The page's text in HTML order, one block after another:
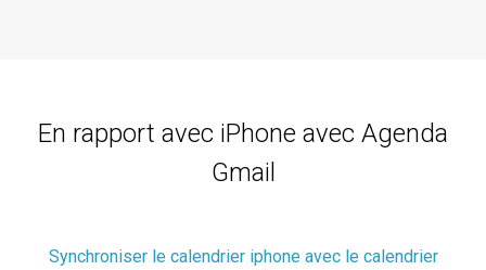
En rapport avec iPhone avec Agenda
Gmail
Synchroniser le calendrier iphone avec le calendrier